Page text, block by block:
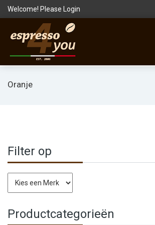
Welcome! Please Login
Oranje
Filter op
Productcategorieën
Vergelijk